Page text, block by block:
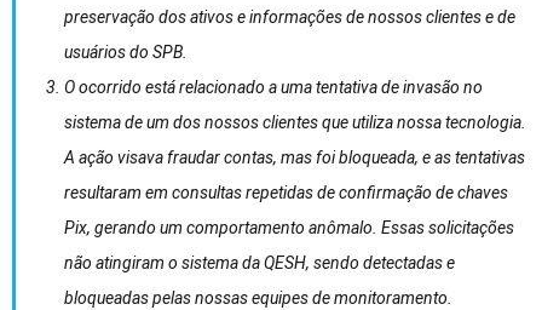
preservação dos ativos e informações de nossos clientes e de
usuários do SPB.
O ocorrido está relacionado a uma tentativa de invasão no
sistema de um dos nossos clientes que utiliza nossa tecnologia.
A ação visava fraudar contas, mas foi bloqueada, e as tentativas
resultaram em consultas repetidas de confirmação de chaves
Pix, gerando um comportamento anômalo. Essas solicitações
não atingiram o sistema da QESH, sendo detectadas e
bloqueadas pelas nossas equipes de monitoramento.